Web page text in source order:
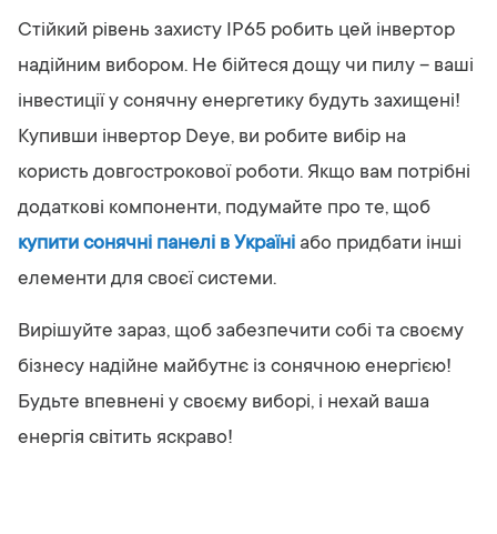
Стійкий рівень захисту IP65 робить цей інвертор
надійним вибором. Не бійтеся дощу чи пилу – ваші
інвестиції у сонячну енергетику будуть захищені!
Купивши інвертор Deye, ви робите вибір на
користь довгострокової роботи. Якщо вам потрібні
додаткові компоненти, подумайте про те, щоб
купити сонячні панелі в Україні або придбати інші
елементи для своєї системи.
Вирішуйте зараз, щоб забезпечити собі та своєму
бізнесу надійне майбутнє із сонячною енергією!
Будьте впевнені у своєму виборі, і нехай ваша
енергія світить яскраво!